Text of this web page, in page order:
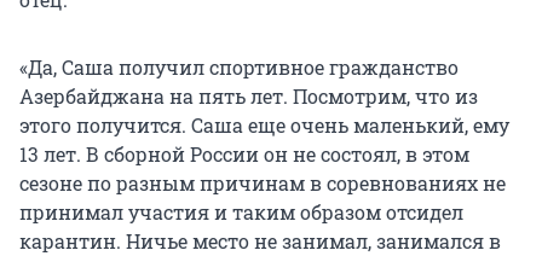
«Да, Саша получил спортивное гражданство
Азербайджана на пять лет. Посмотрим, что из
этого получится. Саша еще очень маленький, ему
13 лет. В сборной России он не состоял, в этом
сезоне по разным причинам в соревнованиях не
принимал участия и таким образом отсидел
карантин. Ничье место не занимал, занимался в